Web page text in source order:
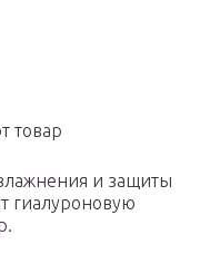
товар
и защиты
гиалуроновую